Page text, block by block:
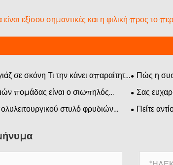
εξίσου σημαντικές και η φιλική προς το
σε σκόνη Τι την κάνει απαραίτητη
σύγχρονη βιομηχανία καλλυντικών
Πώς η
πομάδας είναι ο σιωπηλός
Σας
Packaging.
στυλό φρυδιών
Πείτε